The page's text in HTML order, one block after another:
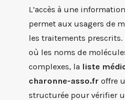
L’accès à une
permet aux usagers de
les traitements prescrits.
où les noms de
complexes, la liste
charonne-asso.fr offre
structurée pour vérifier